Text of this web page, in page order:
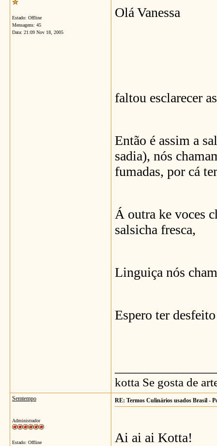
Estado: Offline
Mensagens: 45
Data: 21:09 Nov 18, 2005
Olá Vanessa
faltou esclarecer
Então é assim a
sadia), nós
fumadas, por cá
Á outra ke voces
salsicha fresca,
Linguiça nós
Espero ter
kotta Se gosta de
Semtempo
Administrador
Estado: Offline
RE: Termos Culinários usados Brasil -
Ai ai ai Kotta!